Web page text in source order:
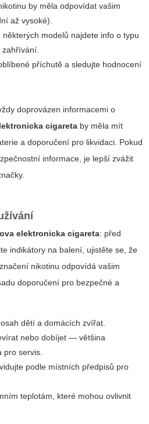
by měla odpovídat vašim
až vysoké).
některých modelů najdete info o typu
příchutě a sledujte hodnocení
doprovázen informacemi o
cigareta by měla mít
a doporučení pro likvidaci. Pokud
informace, je lepší zvážit
elektronicka cigareta: před
indikátory na balení, ujistěte se, že
nikotinu odpovídá vašim
doporučení pro bezpečné a
dětí a domácích zvířat.
nebo dobíjet — většina
pro servis.
podle místních předpisů pro
teplotám, které mohou ovlivnit